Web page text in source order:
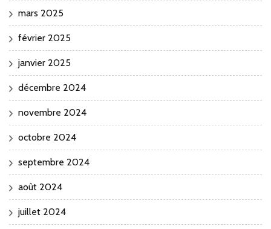
mars 2025
février 2025
janvier 2025
décembre 2024
novembre 2024
octobre 2024
septembre 2024
août 2024
juillet 2024